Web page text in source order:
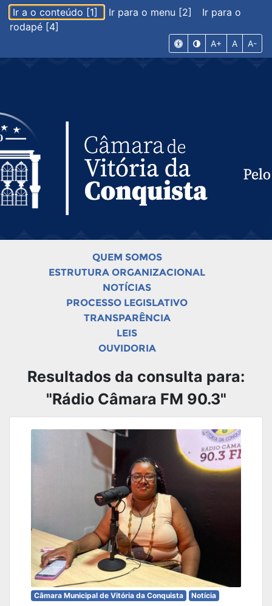
Ir a o conteúdo [1] Ir para o menu [2]
Ir para o
rodapé [4]
A+ A A-
QUEM SOMOS
ESTRUTURA ORGANIZACIONAL
NOTÍCIAS
PROCESSO LEGISLATIVO
TRANSPARÊNCIA
LEIS
OUVIDORIA
Resultados da consulta para:
"Rádio Câmara FM 90.3"
Câmara Municipal de Vitória da Conquista
Notícia